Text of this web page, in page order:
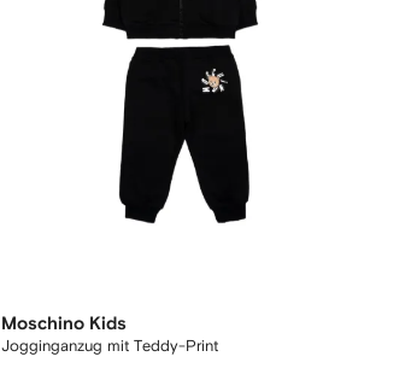
Moschino Kids
Jogginganzug mit Teddy-Print